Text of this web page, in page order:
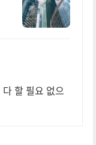
할 필요 없으